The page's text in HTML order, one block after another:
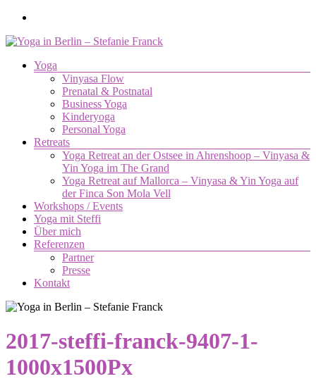
Zum
springen
Yoga
Stefanie
Franck
Körper,
Geist
Menü
Yoga
Vinyasa Flow
Prenatal & Postnatal
Business Yoga
Kinderyoga
Personal Yoga
Retreats
Yoga Retreat an der Ostsee in Ahrenshoop – Vinyasa &
Yin Yoga im The Grand
Yoga Retreat auf Mallorca – Vinyasa & Yin Yoga auf
der Finca Son Mola Vell
Workshops / Events
Yoga mit Steffi
Über mich
Referenzen
Partner
Presse
Kontakt
2017-steffi-franck-9407-1-
1000x1500Px